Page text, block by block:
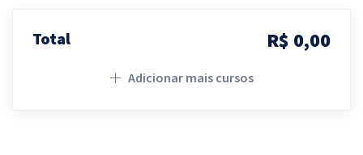
Total R$ 0,00
Adicionar mais cursos